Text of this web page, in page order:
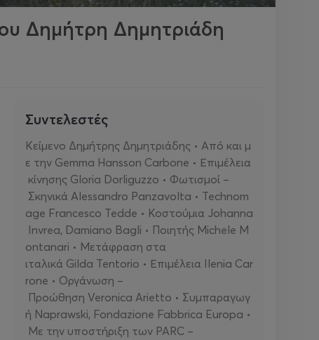
Δημήτρη Δημητριάδη
Συντελεστές
Κείμενο Δημήτρης Δημητριάδης • Από και μ
ε την Gemma Hansson Carbone • Επιμέλεια
κίνησης Gloria Dorliguzzo • Φωτισμοί –
Σκηνικά Alessandro Panzavolta • Technom
age Francesco Tedde • Κοστούμια Johanna
Invrea, Damiano Bagli • Ποιητής Michele M
ontanari • Μετάφραση στα
ιταλικά Gilda Tentorio • Επιμέλεια Ilenia Car
rone • Οργάνωση –
Προώθηση Veronica Arietto • Συμπαραγωγ
ή Naprawski, Fondazione Fabbrica Europa •
Με την υποστήριξη των PARC –